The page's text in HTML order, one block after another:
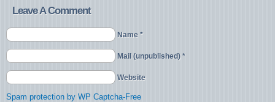
Leave A Comment
Name *
Mail (unpublished) *
Website
Spam protection by WP Captcha-Free